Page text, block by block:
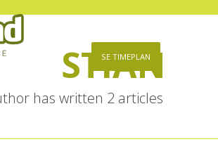
SE TIMEPLAN
STIAN
has written 2 articles